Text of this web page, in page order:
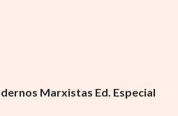
Marxistas Ed. Especial